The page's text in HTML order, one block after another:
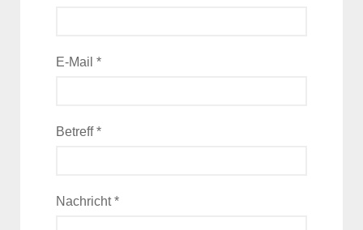
E-Mail *
Betreff*
Nachricht*